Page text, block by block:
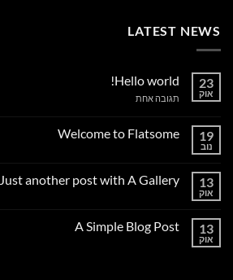
LATEST NEWS
23
אוק
Hello world!
תגובה אחתעל
19
נוב
Welcome to Flatsome
Welcome
13
אוק
Just another post with A Gallery
Just
13
אוק
A Simple Blog Post